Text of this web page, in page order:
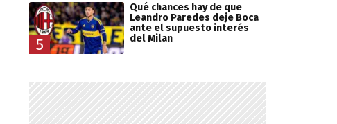
5
Qué chances hay de que
Leandro Paredes deje Boca
ante el supuesto interés
del Milan